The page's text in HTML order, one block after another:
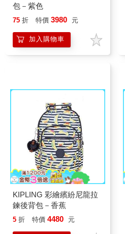
包－紫色
75 折 特價 3980 元
加入購物車
KIPLING 彩繪繽紛尼龍拉
鍊後背包－香蕉
5 折 特價 4480 元